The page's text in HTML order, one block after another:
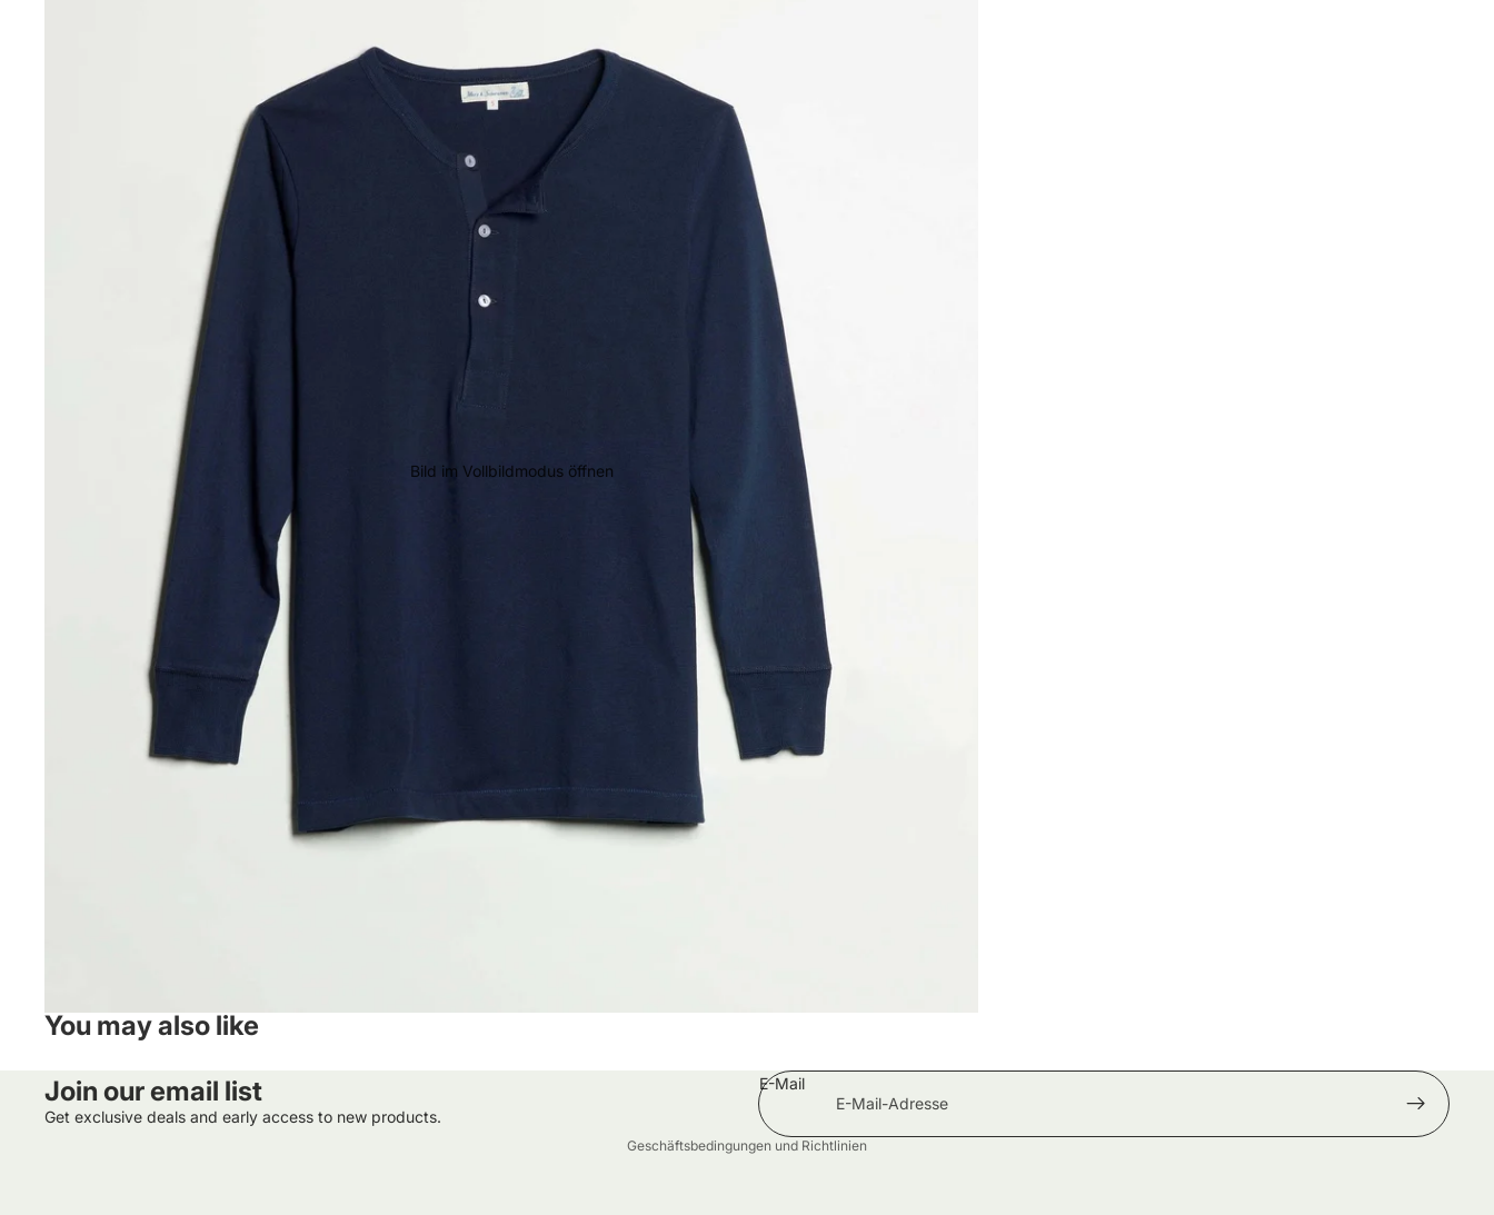
Bild im Vollbildmodus öffnen
You may also like
Join our email list
Get exclusive deals and early access to new products.
E-Mail
Geschäftsbedingungen und Richtlinien
Kontaktinformationen